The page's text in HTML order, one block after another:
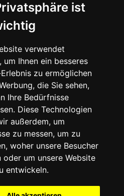
ist
verwendet
um Ihnen ein besseres
zu ermöglichen
die Sie sehen,
Ihre Bedürfnisse
Diese Technologien
außerdem, um
zu messen, um zu
woher unsere Besucher
oder um unsere Website
entwickeln.
Server am billigsten?
hinzu